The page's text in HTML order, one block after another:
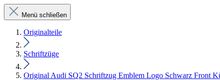
Menü schließen
Originalteile
Schriftzüge
Original Audi SQ2 Schriftzug Emblem Logo Schwarz Front